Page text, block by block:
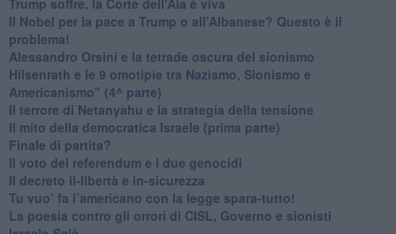
​Il Nobel per la pace a Trump o all’Albanese? Questo è il
problema!
​Alessandro Orsini e la tetrade oscura del sionismo
​Hilsenrath e le 9 omotipie tra Nazismo, Sionismo e
Americanismo" (4^ parte)
​Il terrore di Netanyahu e la strategia della tensione
Il mito della democratica Israele (prima parte)
​Finale di partita?
​Il voto del referendum e i due genocidi
Il decreto il-libertà e in-sicurezza
Tu vuo’ fa l’americano con la legge spara-tutto!
La poesia contro gli orrori di CISL, Governo e sionisti